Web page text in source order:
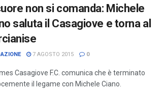
non si comanda: Michele
saluta il Casagiove e torna al
7 AGOSTO 2015 0
Casagiove F.C. comunica che è terminato
il legame con Michele Ciano.